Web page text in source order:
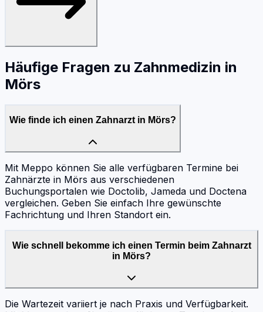
Häufige Fragen zu Zahnmedizin in
Mörs
Wie finde ich einen Zahnarzt in Mörs?
Mit Meppo können Sie alle verfügbaren Termine bei
Zahnärzte in Mörs aus verschiedenen
Buchungsportalen wie Doctolib, Jameda und Doctena
vergleichen. Geben Sie einfach Ihre gewünschte
Fachrichtung und Ihren Standort ein.
Wie schnell bekomme ich einen Termin beim Zahnarzt
in Mörs?
Die Wartezeit variiert je nach Praxis und Verfügbarkeit.